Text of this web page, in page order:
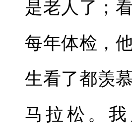
是老人了；
每年体检，
生看了都羡
马拉松。